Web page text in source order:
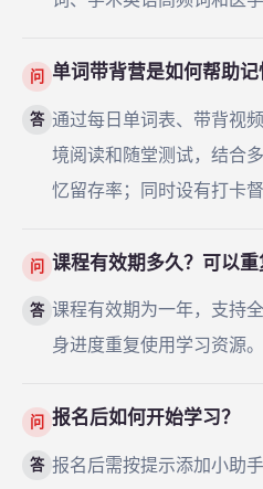
问 单词带背营是如何帮助记
答 通过每日单词表、带背视
境阅读和随堂测试，结合
忆留存率；同时设有打卡
问 课程有效期多久？可以重
答 课程有效期为一年，支持
身进度重复使用学习资源。
问 报名后如何开始学习？
答 报名后需按提示添加小助